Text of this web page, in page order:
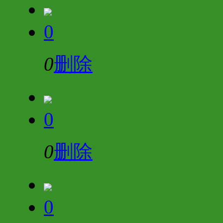
0
0删除
0
0删除
0